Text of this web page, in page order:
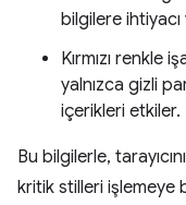
bilgilere ihtiyacı
Kırmızı renkle
yalnızca gizli
içerikleri etkiler.
Bu bilgilerle,
kritik stilleri işlemeye